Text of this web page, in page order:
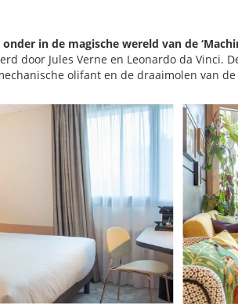
in de magische wereld van de
door Jules Verne en Leonardo da Vinci.
olifant en de draaimolen van